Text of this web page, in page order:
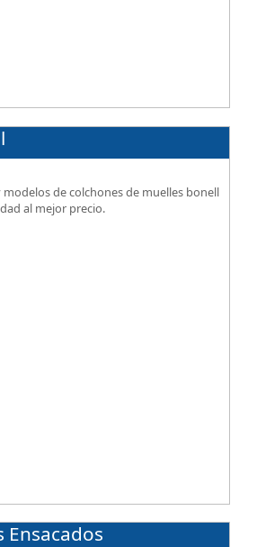
modelos de colchones de muelles bonell
al mejor precio.
Ensacados